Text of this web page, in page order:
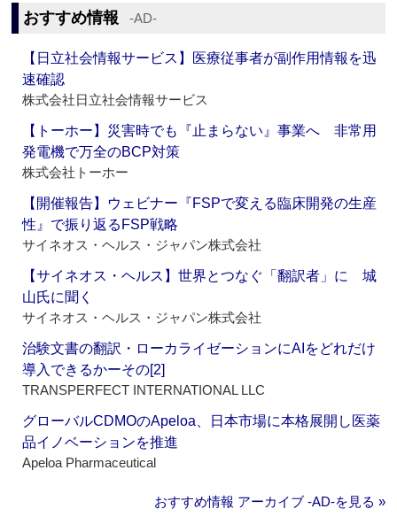
おすすめ情報 ‐AD‐
【日立社会情報サービス】医療従事者が副作用情報を迅
速確認
株式会社日立社会情報サービス
【トーホー】災害時でも『止まらない』事業へ 非常用
発電機で万全のBCP対策
株式会社トーホー
【開催報告】ウェビナー『FSPで変える臨床開発の生産
性』で振り返るFSP戦略
サイネオス・ヘルス・ジャパン株式会社
【サイネオス・ヘルス】世界とつなぐ「翻訳者」に 城
山氏に聞く
サイネオス・ヘルス・ジャパン株式会社
治験文書の翻訳・ローカライゼーションにAIをどれだけ
導入できるかーその[2]
TRANSPERFECT INTERNATIONAL LLC
グローバルCDMOのApeloa、日本市場に本格展開し医薬
品イノベーションを推進
Apeloa Pharmaceutical
おすすめ情報 アーカイブ ‐AD‐を見る »